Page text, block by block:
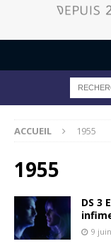
ACCUEIL 1955
1955
DS 3
9